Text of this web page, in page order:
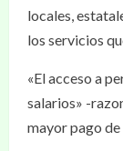
locales,
los servicios
«El acceso a
salarios» -
mayor pago